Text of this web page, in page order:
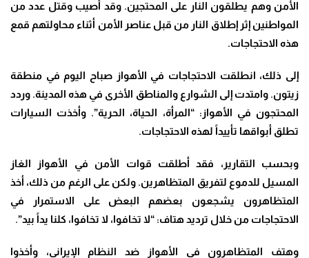
الأمن وهم يطلقون النار على المحتجين. وقد أصيب وقتل عدد من
المواطنين إثر إطلاق النار من قبل عناصر الأمن أثناء محاولتهم قمع
هذه الاحتجاجات.
إلى ذلك، انطلقت الاحتجاجات في الأهواز صباح اليوم في منطقة
زيتون. وامتدت إلى الشوارع والمناطق الأخرى في هذه المدينة. وردد
المحتجون في الأهواز: “المرأة، الحياة، الحرية”. وأخذت السيارات
تطلق أبواقها تأييداً لهذه الاحتجاجات.
وبحسب التقارير، فقد أطلقت قوات الأمن في الأهواز الغاز
المسيل للدموع لتفريق المتظاهرين. ولكن على الرغم من ذلك، أخذ
المتظاهرون يشجعون بعضهم البعض على الاستمرار في
الاحتجاجات من خلال ترديد هتاف: “لا تخافوا، لا تخافوا، كلنا يداً بيد”.
وهتف المتظاهرون في الأهواز ضد النظام الإيراني، وأخذوا